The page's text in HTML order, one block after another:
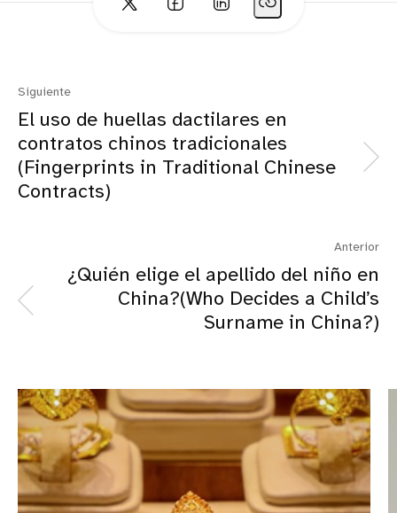
Siguiente
El uso de huellas dactilares en
contratos chinos tradicionales
(Fingerprints in Traditional Chinese
Contracts)
Anterior
¿Quién elige el apellido del niño en
China?(Who Decides a Child’s
Surname in China?)